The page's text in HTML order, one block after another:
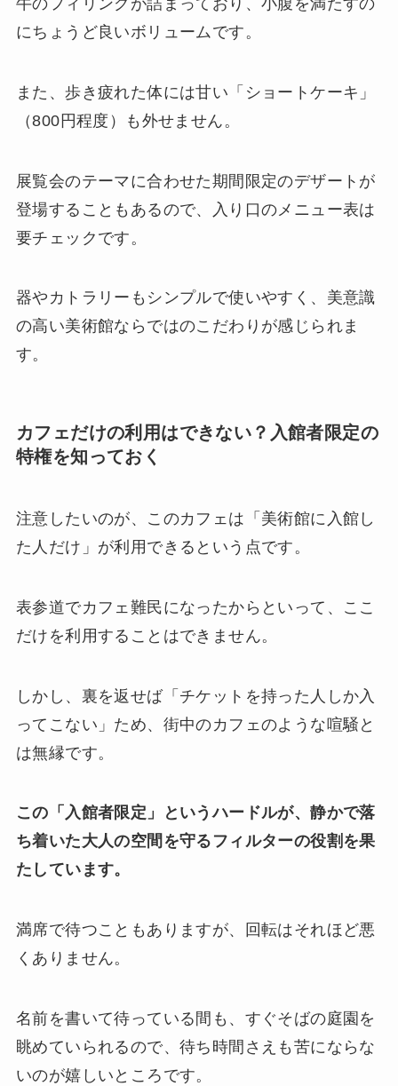
にちょうど良いボリュームです。
また、歩き疲れた体には甘い「ショートケーキ」
（800円程度）も外せません。
展覧会のテーマに合わせた期間限定のデザートが
登場することもあるので、入り口のメニュー表は
要チェックです。
器やカトラリーもシンプルで使いやすく、美意識
の高い美術館ならではのこだわりが感じられま
す。
カフェだけの利用はできない？入館者限定の
特権を知っておく
注意したいのが、このカフェは「美術館に入館し
た人だけ」が利用できるという点です。
表参道でカフェ難民になったからといって、ここ
だけを利用することはできません。
しかし、裏を返せば「チケットを持った人しか入
ってこない」ため、街中のカフェのような喧騒と
は無縁です。
この「入館者限定」というハードルが、静かで落
ち着いた大人の空間を守るフィルターの役割を果
たしています。
満席で待つこともありますが、回転はそれほど悪
くありません。
名前を書いて待っている間も、すぐそばの庭園を
眺めていられるので、待ち時間さえも苦にならな
いのが嬉しいところです。